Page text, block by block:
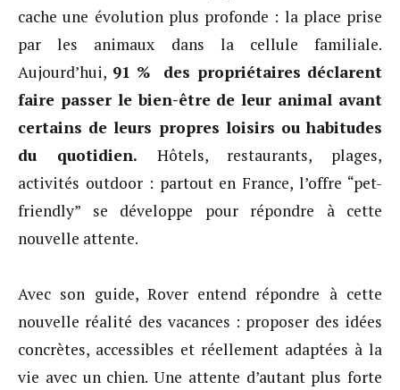
cache une évolution plus profonde : la place prise
par les animaux dans la cellule familiale.
Aujourd’hui, 91 % des propriétaires déclarent
faire passer le bien-être de leur animal avant
certains de leurs propres loisirs ou habitudes
du quotidien. Hôtels, restaurants, plages,
activités outdoor : partout en France, l’offre “pet-
friendly” se développe pour répondre à cette
nouvelle attente.
Avec son guide, Rover entend répondre à cette
nouvelle réalité des vacances : proposer des idées
concrètes, accessibles et réellement adaptées à la
vie avec un chien. Une attente d’autant plus forte